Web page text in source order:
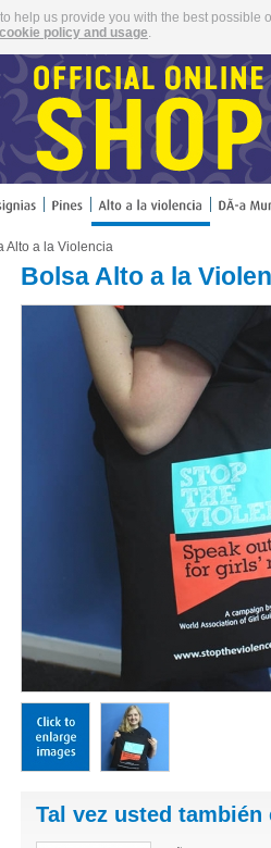
help us provide you with the best
cookie policy and usage
Alto a la Violencia
Bolsa Alto a la
Tal vez usted